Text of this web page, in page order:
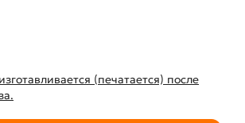
(печатается) после